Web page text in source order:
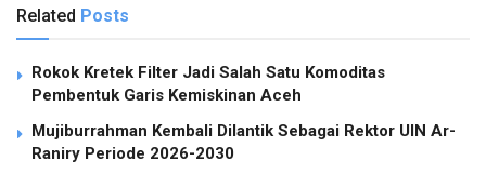
Related Posts
Rokok Kretek Filter Jadi Salah Satu Komoditas
Pembentuk Garis Kemiskinan Aceh
Mujiburrahman Kembali Dilantik Sebagai Rektor UIN Ar-
Raniry Periode 2026-2030